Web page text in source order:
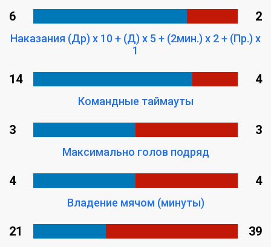
6 2
Наказания (Др) x 10 + (Д) x 5 + (2мин.) x 2 + (Пр.) x
1
14 4
Командные таймауты
3 3
Максимально голов подряд
4 4
Владение мячом (минуты)
21 39